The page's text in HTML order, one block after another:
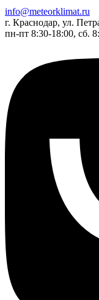
info@meteorklimat.ru
г. Краснодар, ул.
пн-пт 8:30-18:00, сб.